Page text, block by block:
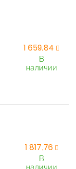
1 659,84
В
наличии
1 817,76
В